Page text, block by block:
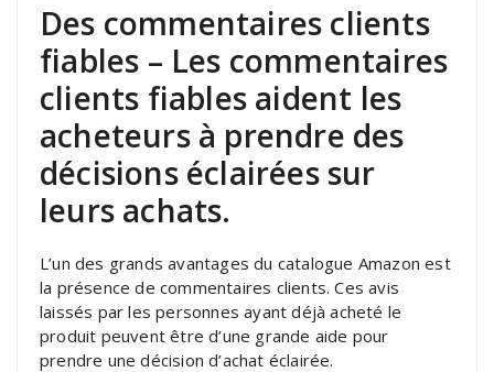
Des commentaires clients
fiables – Les commentaires
clients fiables aident les
acheteurs à prendre des
décisions éclairées sur
leurs achats.
L’un des grands avantages du catalogue Amazon est
la présence de commentaires clients. Ces avis
laissés par les personnes ayant déjà acheté le
produit peuvent être d’une grande aide pour
prendre une décision d’achat éclairée.